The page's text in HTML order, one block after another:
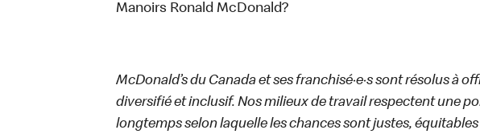
Manoirs Ronald McDonald?
McDonald’s du Canada et ses franchisé·e·s sont résolus à
diversifié et inclusif. Nos milieux de travail respectent une
longtemps selon laquelle les chances sont justes, équitables